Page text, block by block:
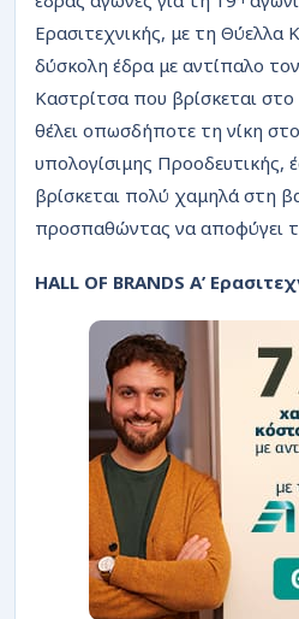
Ερασιτεχνικής, με τη Θύελλα
δύσκολη έδρα με αντίπαλο
Καστρίτσα που βρίσκεται
θέλει οπωσδήποτε τη νίκη
υπολογίσιμης Προοδευτικής,
βρίσκεται πολύ χαμηλά στη
προσπαθώντας να αποφύγει
HALL OF BRANDS Α’